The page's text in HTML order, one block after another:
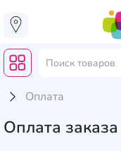
Оплата
Оплата заказа